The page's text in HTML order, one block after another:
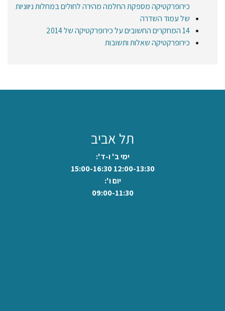
כירופרקטיקה מספקת החלמה מהירה לחולים במחלות ניווניות
של עמוד השדרה
14 המחקרים החשובים על כירופרקטיקה של 2014
כירופרקטיקה שאלות ותשובות
תל אביב
ימי ב' ו-ד':
12:00-13:30 15:00-16:30
יום ו':
09:00-11:30